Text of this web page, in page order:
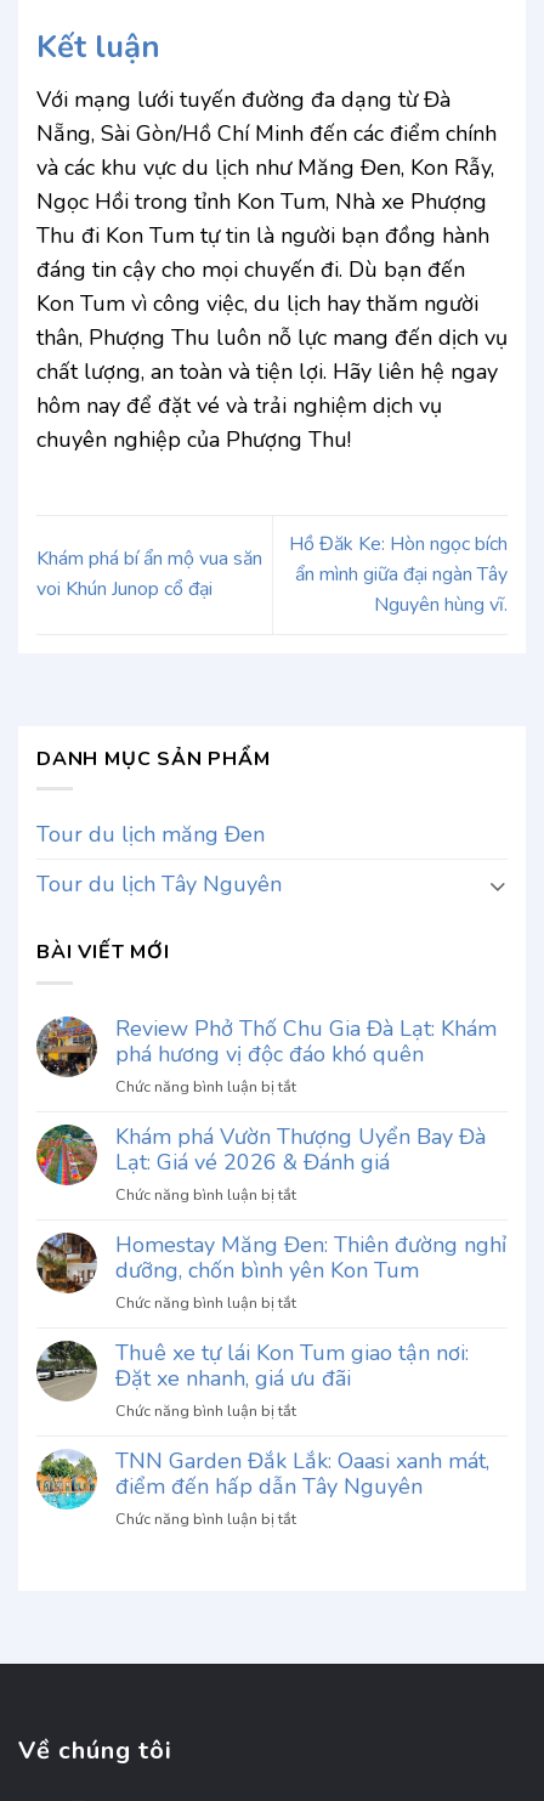
Kết luận
Với mạng lưới tuyến đường đa dạng từ Đà
Nẵng, Sài Gòn/Hồ Chí Minh đến các điểm chính
và các khu vực du lịch như Măng Đen, Kon Rẫy,
Ngọc Hồi trong tỉnh Kon Tum, Nhà xe Phượng
Thu đi Kon Tum tự tin là người bạn đồng hành
đáng tin cậy cho mọi chuyến đi. Dù bạn đến
Kon Tum vì công việc, du lịch hay thăm người
thân, Phượng Thu luôn nỗ lực mang đến dịch vụ
chất lượng, an toàn và tiện lợi. Hãy liên hệ ngay
hôm nay để đặt vé và trải nghiệm dịch vụ
chuyên nghiệp của Phượng Thu!
Khám phá bí ẩn mộ vua săn
voi Khún Junop cổ đại
Hồ Đăk Ke: Hòn ngọc bích
ẩn mình giữa đại ngàn Tây
Nguyên hùng vĩ.
DANH MỤC SẢN PHẨM
Tour du lịch măng Đen
Tour du lịch Tây Nguyên
BÀI VIẾT MỚI
Review Phở Thố Chu Gia Đà Lạt: Khám
phá hương vị độc đáo khó quên
Chức năng bình luận bị tắtở
Phở
Thố
Gia
Lạt:
Khám
phá
vị
độc
quên
Khám phá Vườn Thượng Uyển Bay Đà
Lạt: Giá vé 2026 & Đánh giá
Chức năng bình luận bị tắtở
phá
Vườn
Uyển
Đà
Lạt:
Giá
2026
&
Homestay Măng Đen: Thiên đường nghỉ
dưỡng, chốn bình yên Kon Tum
Chức năng bình luận bị tắtở
Măng
Đen:
đường
nghỉ
dưỡng,
chốn
bình
Thuê xe tự lái Kon Tum giao tận nơi:
Đặt xe nhanh, giá ưu đãi
Chức năng bình luận bị tắtở
xe
tự
Kon
TNN Garden Đắk Lắk: Oaasi xanh mát,
điểm đến hấp dẫn Tây Nguyên
Chức năng bình luận bị tắtở
xanh
Về chúng tôi